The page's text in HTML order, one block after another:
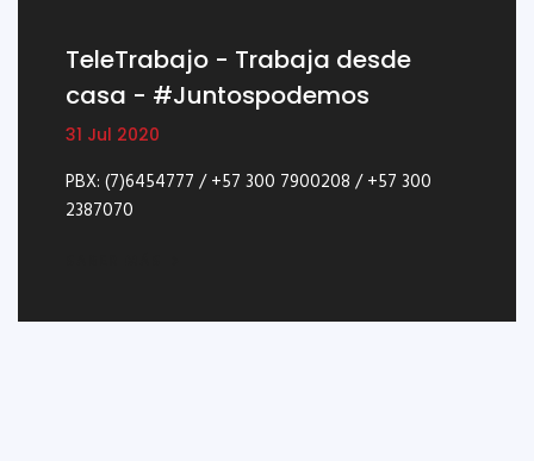
TeleTrabajo - Trabaja desde
casa - #Juntospodemos
31 Jul 2020
PBX: (7)6454777 / +57 300 7900208 / +57 300
2387070